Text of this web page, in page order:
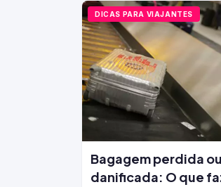
DICAS PARA VIAJANTES
Bagagem perdida ou
danificada: O que